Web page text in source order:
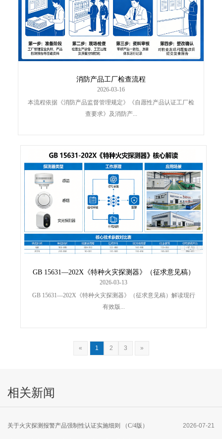
消防产品工厂检查流程
2026-03-16
本流程依据《消防产品监督管理规定》《自愿性产品认证工厂检
查要求》及消防产...
GB 15631—202X《特种火灾探测器》（征求意见稿）
解读
2026-03-13
GB 15631—202X《特种火灾探测器》（征求意见稿）解读现行
有效版...
« 1 2 3 »
相关新闻
关于火灾探测报警产品强制性认证实施细则 （C/4版） 2026-07-21